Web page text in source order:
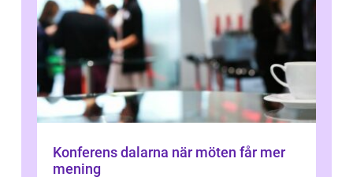
Konferens dalarna när möten får mer
mening